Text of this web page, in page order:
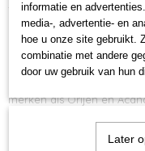
formaat brok die ze
Hondenvoer heb je in
puppy's of senior honden
puppy brokken aan,
merken als Orijen en
Brokken hebben
blijft je hond Vrolijk &
informatie en
media-, advertentie- en
hoe u onze site gebruikt.
combinatie met andere
door uw gebruik van hun
Later